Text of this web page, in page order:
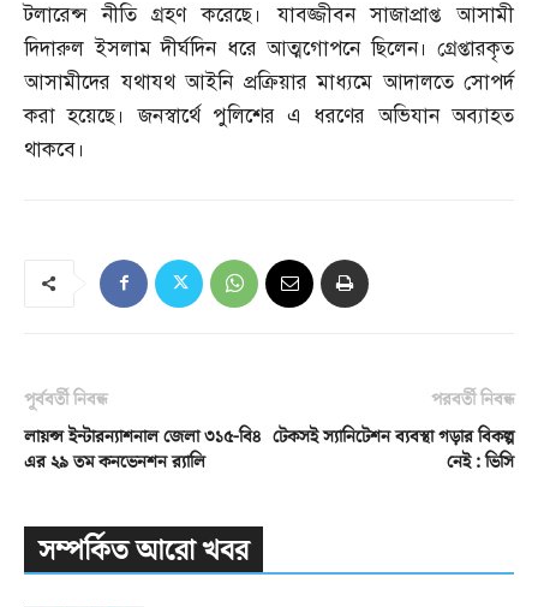
টলারেন্স নীতি গ্রহণ করেছে। যাবজ্জীবন সাজাপ্রাপ্ত আসামী
দিদারুল ইসলাম দীর্ঘদিন ধরে আত্মগোপনে ছিলেন। গ্রেপ্তারকৃত
আসামীদের যথাযথ আইনি প্রক্রিয়ার মাধ্যমে আদালতে সোপর্দ
করা হয়েছে। জনস্বার্থে পুলিশের এ ধরণের অভিযান অব্যাহত
থাকবে।
পূর্ববর্তী নিবন্ধ
লায়ন্স ইন্টারন্যাশনাল জেলা ৩১৫-বি৪
এর ২৯ তম কনভেনশন র‌্যালি
পরবর্তী নিবন্ধ
টেকসই স্যানিটেশন ব্যবস্থা গড়ার বিকল্প
নেই : ভিসি
সম্পর্কিত আরো খবর